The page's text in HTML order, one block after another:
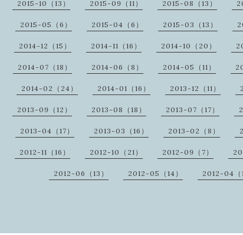
2015-10（13） 2015-09（11） 2015-08（13）
2015-05（6） 2015-04（6） 2015-03（13）
2014-12（15） 2014-11（16） 2014-10（20）
2014-07（18） 2014-06（8） 2014-05（11）
2014-02（24） 2014-01（16） 2013-12（11）
2013-09（12） 2013-08（18） 2013-07（17）
2013-04（17） 2013-03（16） 2013-02（8）
2012-11（16） 2012-10（21） 2012-09（7）
2012-06（13） 2012-05（14） 2012-04（